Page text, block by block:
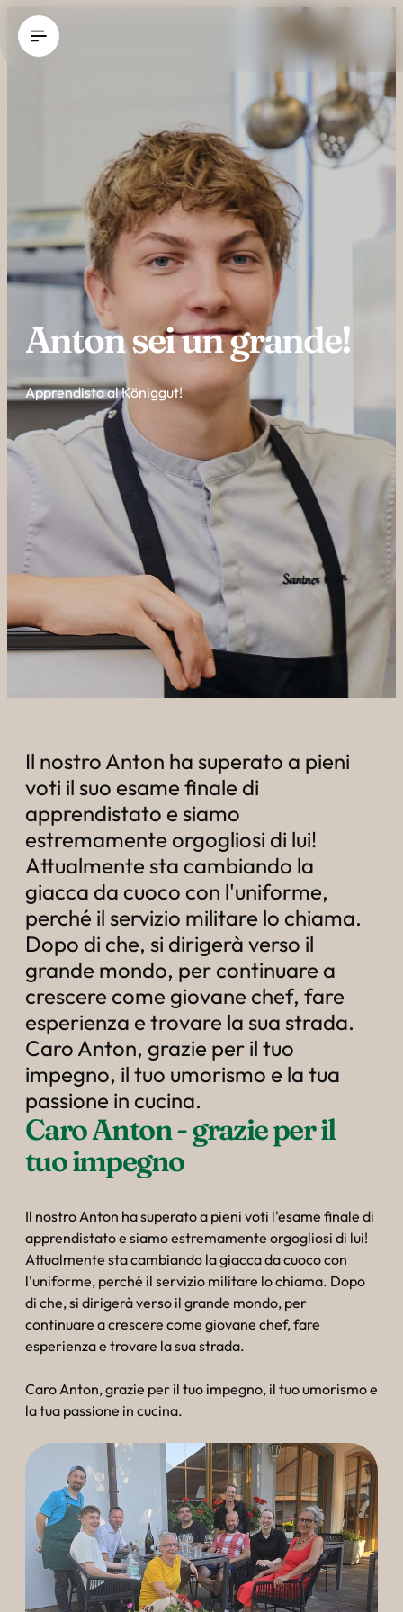
----
----
----
----
----
----
Anton sei un grande!
Apprendista al Königgut!
Il nostro Anton ha superato a pieni
voti il suo esame finale di
apprendistato e siamo
estremamente orgogliosi di lui!
Attualmente sta cambiando la
giacca da cuoco con l'uniforme,
perché il servizio militare lo chiama.
Dopo di che, si dirigerà verso il
grande mondo, per continuare a
crescere come giovane chef, fare
esperienza e trovare la sua strada.
Caro Anton, grazie per il tuo
impegno, il tuo umorismo e la tua
passione in cucina.
Caro Anton - grazie per il
tuo impegno
Il nostro Anton ha superato a pieni voti l'esame finale di
apprendistato e siamo estremamente orgogliosi di lui!
Attualmente sta cambiando la giacca da cuoco con
l'uniforme, perché il servizio militare lo chiama. Dopo
di che, si dirigerà verso il grande mondo, per
continuare a crescere come giovane chef, fare
esperienza e trovare la sua strada.
Caro Anton, grazie per il tuo impegno, il tuo umorismo e
la tua passione in cucina.